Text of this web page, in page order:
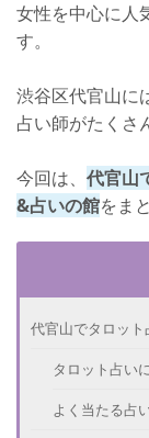
女性を中心に人
す。
渋谷区代官山に
占い師がたくさ
今回は、 代官山
&占いの館をま
代官山でタロット
タロット占い
よく当たる占